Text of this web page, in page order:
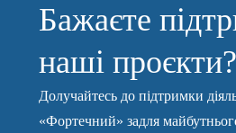
Бажаєте
наші проєкти?
Долучайтесь до підтримки
«Фортечний» задля